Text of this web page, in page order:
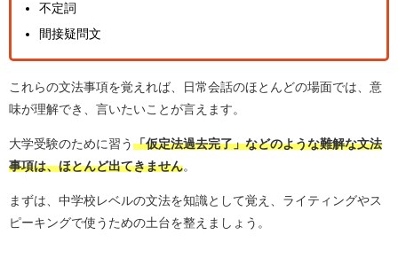
不定詞
間接疑問文
これらの文法事項を覚えれば、日常会話のほとんどの場面では、意
味が理解でき、言いたいことが言えます。
大学受験のために習う 「仮定法過去完了」などのような難解な文法
事項は、ほとんど出てきません
まずは、中学校レベルの文法を知識として覚え、ライティングやス
ピーキングで使うための土台を整えましょう。